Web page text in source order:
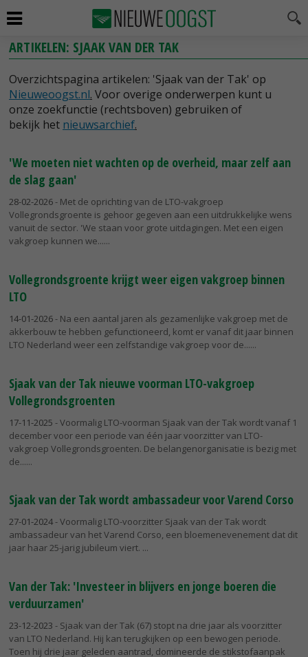
ARTIKELEN: SJAAK VAN DER TAK
Overzichtspagina artikelen: 'Sjaak van der Tak' op
Nieuweoogst.nl. Voor overige onderwerpen kunt u
onze zoekfunctie (rechtsboven) gebruiken of
bekijk het nieuwsarchief.
'We moeten niet wachten op de overheid, maar zelf aan
de slag gaan'
28-02-2026- Met de oprichting van de LTO-vakgroep
Vollegrondsgroente is gehoor gegeven aan een uitdrukkelijke wens
vanuit de sector. 'We staan voor grote uitdagingen. Met een eigen
vakgroep kunnen we...
Vollegrondsgroente krijgt weer eigen vakgroep binnen
LTO
14-01-2026- Na een aantal jaren als gezamenlijke vakgroep met de
akkerbouw te hebben gefunctioneerd, komt er vanaf dit jaar binnen
LTO Nederland weer een zelfstandige vakgroep voor de...
Sjaak van der Tak nieuwe voorman LTO-vakgroep
Vollegrondsgroenten
17-11-2025 - Voormalig LTO-voorman Sjaak van der Tak wordt vanaf 1
december voor een periode van één jaar voorzitter van LTO-
vakgroep Vollegrondsgroenten. De belangenorganisatie is bezig met
de...
Sjaak van der Tak wordt ambassadeur voor Varend Corso
27-01-2024- Voormalig LTO-voorzitter Sjaak van der Tak wordt
ambassadeur van het Varend Corso, een bloemenevenement dat dit
jaar haar 25-jarig jubileum viert.
Van der Tak: 'Investeer in blijvers en jonge boeren die
verduurzamen'
23-12-2023 - Sjaak van der Tak (67) stopt na drie jaar als voorzitter
van LTO Nederland. Hij kan terugkijken op een bewogen periode.
Toen hij drie jaar geleden aantrad, domineerde de stikstofaanpak